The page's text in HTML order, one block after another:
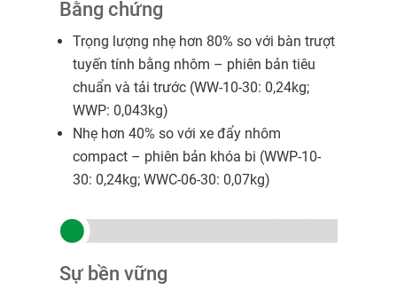
Bằng chứng
Trọng lượng nhẹ hơn 80% so với bàn trượt
tuyến tính bằng nhôm – phiên bản tiêu
chuẩn và tải trước (WW-10-30: 0,24kg;
WWP: 0,043kg)
Nhẹ hơn 40% so với xe đẩy nhôm
compact – phiên bản khóa bi (WWP-10-
30: 0,24kg; WWC-06-30: 0,07kg)
Sự bền vững